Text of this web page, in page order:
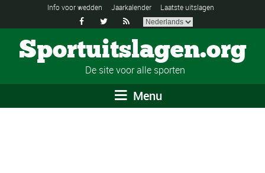
Info voor wedden Jaarkalender Laatste uitslagen
  
Sportuitslagen.org
De site voor alle sporten
Menu